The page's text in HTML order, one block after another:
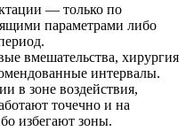
— только по
параметрами либо
вмешательства, хирургия
интервалы.
в зоне воздействия,
точечно и на
избегают зоны.